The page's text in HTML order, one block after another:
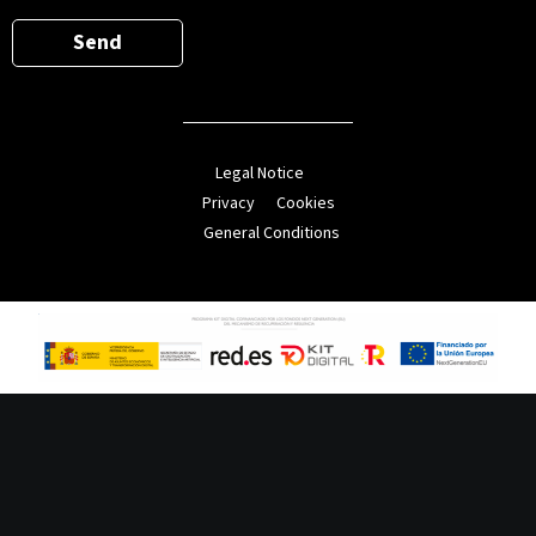
D
Send
Legal Notice
Privacy
Cookies
General Conditions